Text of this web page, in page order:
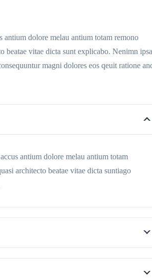
antium dolore melau antium totam remono
beatae vitae dicta sunt explicabo. Nenimn
magni dolores eos qeuit ratione
antium dolore melau antium totam
architecto beatae vitae dicta suntiago